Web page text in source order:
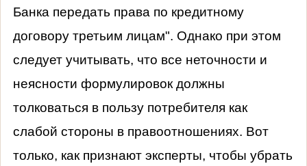
Банка передать права по кредитному
договору третьим лицам". Однако при этом
следует учитывать, что все неточности и
неясности формулировок должны
толковаться в пользу потребителя как
слабой стороны в правоотношениях. Вот
только, как признают эксперты, чтобы убрать